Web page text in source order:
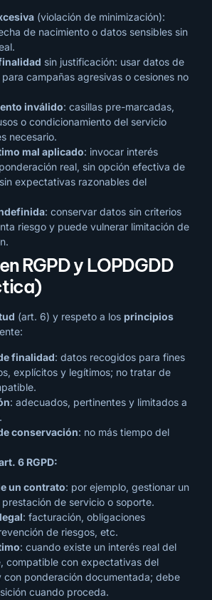
(violación de minimización):
de nacimiento o datos sensibles sin
sin justificación: usar datos de
campañas agresivas o cesiones no
inválido: casillas pre-marcadas,
o condicionamiento del servicio
necesario.
mal aplicado: invocar interés
real, sin opción efectiva de
expectativas razonables del
: conservar datos sin criterios
riesgo y puede vulnerar limitación de
RGPD y LOPDGDD
(art. 6) y respeto a los principios
finalidad: datos recogidos para fines
explícitos y legítimos; no tratar de
: adecuados, pertinentes y limitados a
conservación: no más tiempo del
6 RGPD:
un contrato: por ejemplo, gestionar un
de servicio o soporte.
: facturación, obligaciones
de riesgos, etc.
: cuando existe un interés real del
compatible con expectativas del
con ponderación documentada; debe
cuando proceda.